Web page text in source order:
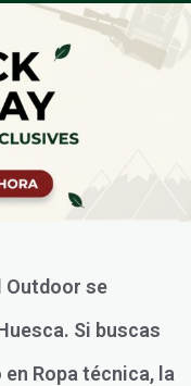
Outdoor se
Si buscas
Ropa técnica, la